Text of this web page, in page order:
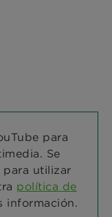
para
Se
para utilizar
política de
información.